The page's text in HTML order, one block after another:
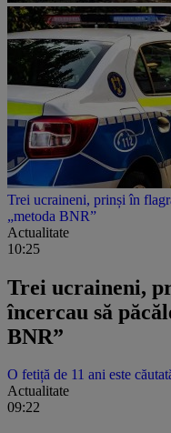
Trei ucraineni, prinși în
„metoda BNR”
Actualitate
10:25
Trei ucraineni,
încercau să
BNR”
O fetiță de 11 ani este
Actualitate
09:22